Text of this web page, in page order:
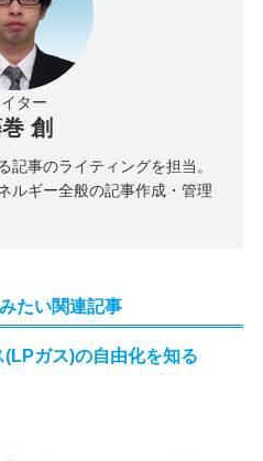
ター
創
記事のライティングを担当。
ルギー全般の記事作成・管理
たい関連記事
(LPガス)の自由化を知る